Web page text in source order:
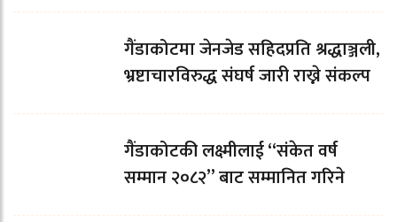
गैंडाकोटमा जेनजेड सहिदप्रति श्रद्धाञ्जली,
भ्रष्टाचारविरुद्ध संघर्ष जारी राख्ने संकल्प
गैंडाकोटकी लक्ष्मीलाई “संकेत वर्ष
सम्मान २०८२” बाट सम्मानित गरिने